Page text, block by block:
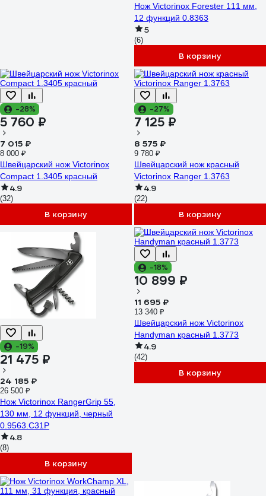
Нож Victorinox Forester 111 мм,
12 функций 0.8363
5
(6)
В корзину
-28%
5 760 ₽
7 015 ₽
8 000 ₽
Швейцарский нож Victorinox
Compact 1.3405 красный
4.9
(32)
В корзину
-27%
7 125 ₽
8 575 ₽
9 780 ₽
Швейцарский нож красный
Victorinox Ranger 1.3763
4.9
(22)
В корзину
-19%
21 475 ₽
24 185 ₽
26 500 ₽
Нож Victorinox RangerGrip 55,
130 мм, 12 функций, черный
0.9563.C31P
4.8
(8)
В корзину
-18%
10 899 ₽
11 695 ₽
13 340 ₽
Швейцарский нож Victorinox
Handyman красный 1.3773
4.9
(42)
В корзину